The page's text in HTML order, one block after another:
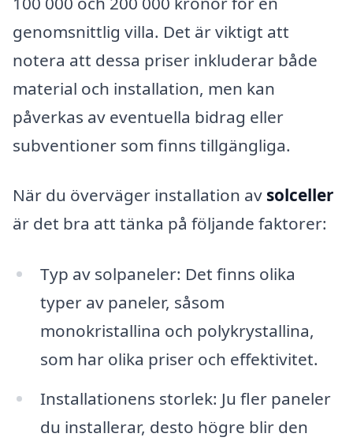
genomsnittlig villa. Det är viktigt att
notera att dessa priser inkluderar både
material och installation, men kan
påverkas av eventuella bidrag eller
subventioner som finns tillgängliga.
När du överväger installation av solceller
är det bra att tänka på följande faktorer:
Typ av solpaneler: Det finns olika
typer av paneler, såsom
monokristallina och polykrystallina,
som har olika priser och effektivitet.
Installationens storlek: Ju fler paneler
du installerar, desto högre blir den